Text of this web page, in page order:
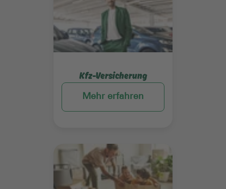
Kfz-Versicherung
Mehr erfahren
Mehr erfahren